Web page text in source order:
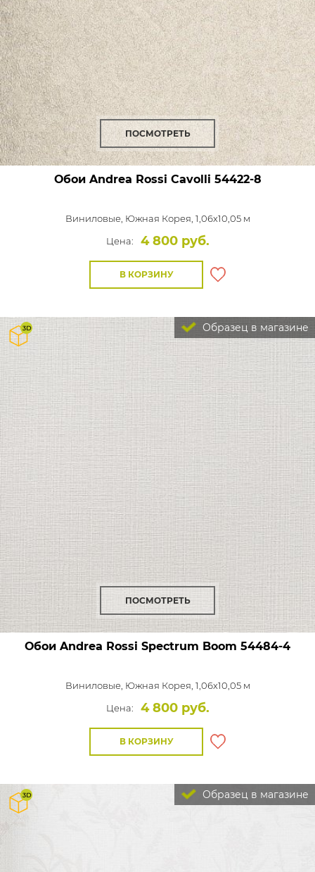
ПОСМОТРЕТЬ
Обои Andrea Rossi Cavolli 54422-8
Виниловые, Южная Корея, 1,06x10,05 м
Цена:
4 800 руб.
В КОРЗИНУ
Образец в магазине
ПОСМОТРЕТЬ
Обои Andrea Rossi Spectrum Boom 54484-4
Виниловые, Южная Корея, 1,06x10,05 м
Цена:
4 800 руб.
В КОРЗИНУ
Образец в магазине